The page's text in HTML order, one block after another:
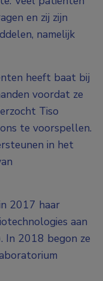
en zij zijn
namelijk
heeft baat bij
voordat ze
Tiso
te voorspellen.
in het
2017 haar
aan
In 2018 begon ze